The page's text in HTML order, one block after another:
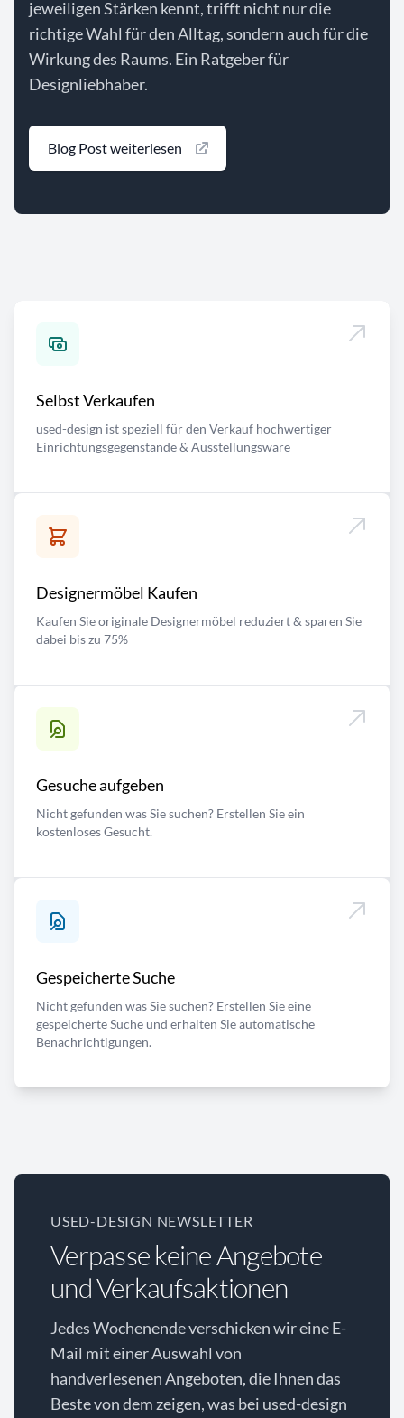
jeweiligen Stärken kennt, trifft nicht nur die
richtige Wahl für den Alltag, sondern auch für die
Wirkung des Raums. Ein Ratgeber für
Designliebhaber.
Blog Post weiterlesen
Selbst Verkaufen
used-design ist speziell für den Verkauf hochwertiger
Einrichtungsgegenstände & Ausstellungsware
Designermöbel Kaufen
Kaufen Sie originale Designermöbel reduziert & sparen Sie
dabei bis zu 75%
Gesuche aufgeben
Nicht gefunden was Sie suchen? Erstellen Sie ein
kostenloses Gesucht.
Gespeicherte Suche
Nicht gefunden was Sie suchen? Erstellen Sie eine
gespeicherte Suche und erhalten Sie automatische
Benachrichtigungen.
USED-DESIGN NEWSLETTER
Verpasse keine Angebote
und Verkaufsaktionen
Jedes Wochenende verschicken wir eine E-
Mail mit einer Auswahl von
handverlesenen Angeboten, die Ihnen das
Beste von dem zeigen, was bei used-design